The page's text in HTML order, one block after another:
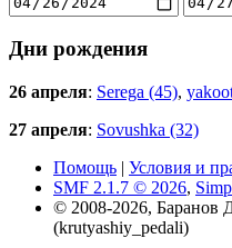
Дни рождения
26 апреля: Serega (45),
27 апреля: Sovushka (32)
Помощь | Условия и
SMF 2.1.7 © 2026,
© 2008-2026, Баранов
(krutyashiy_pedali)